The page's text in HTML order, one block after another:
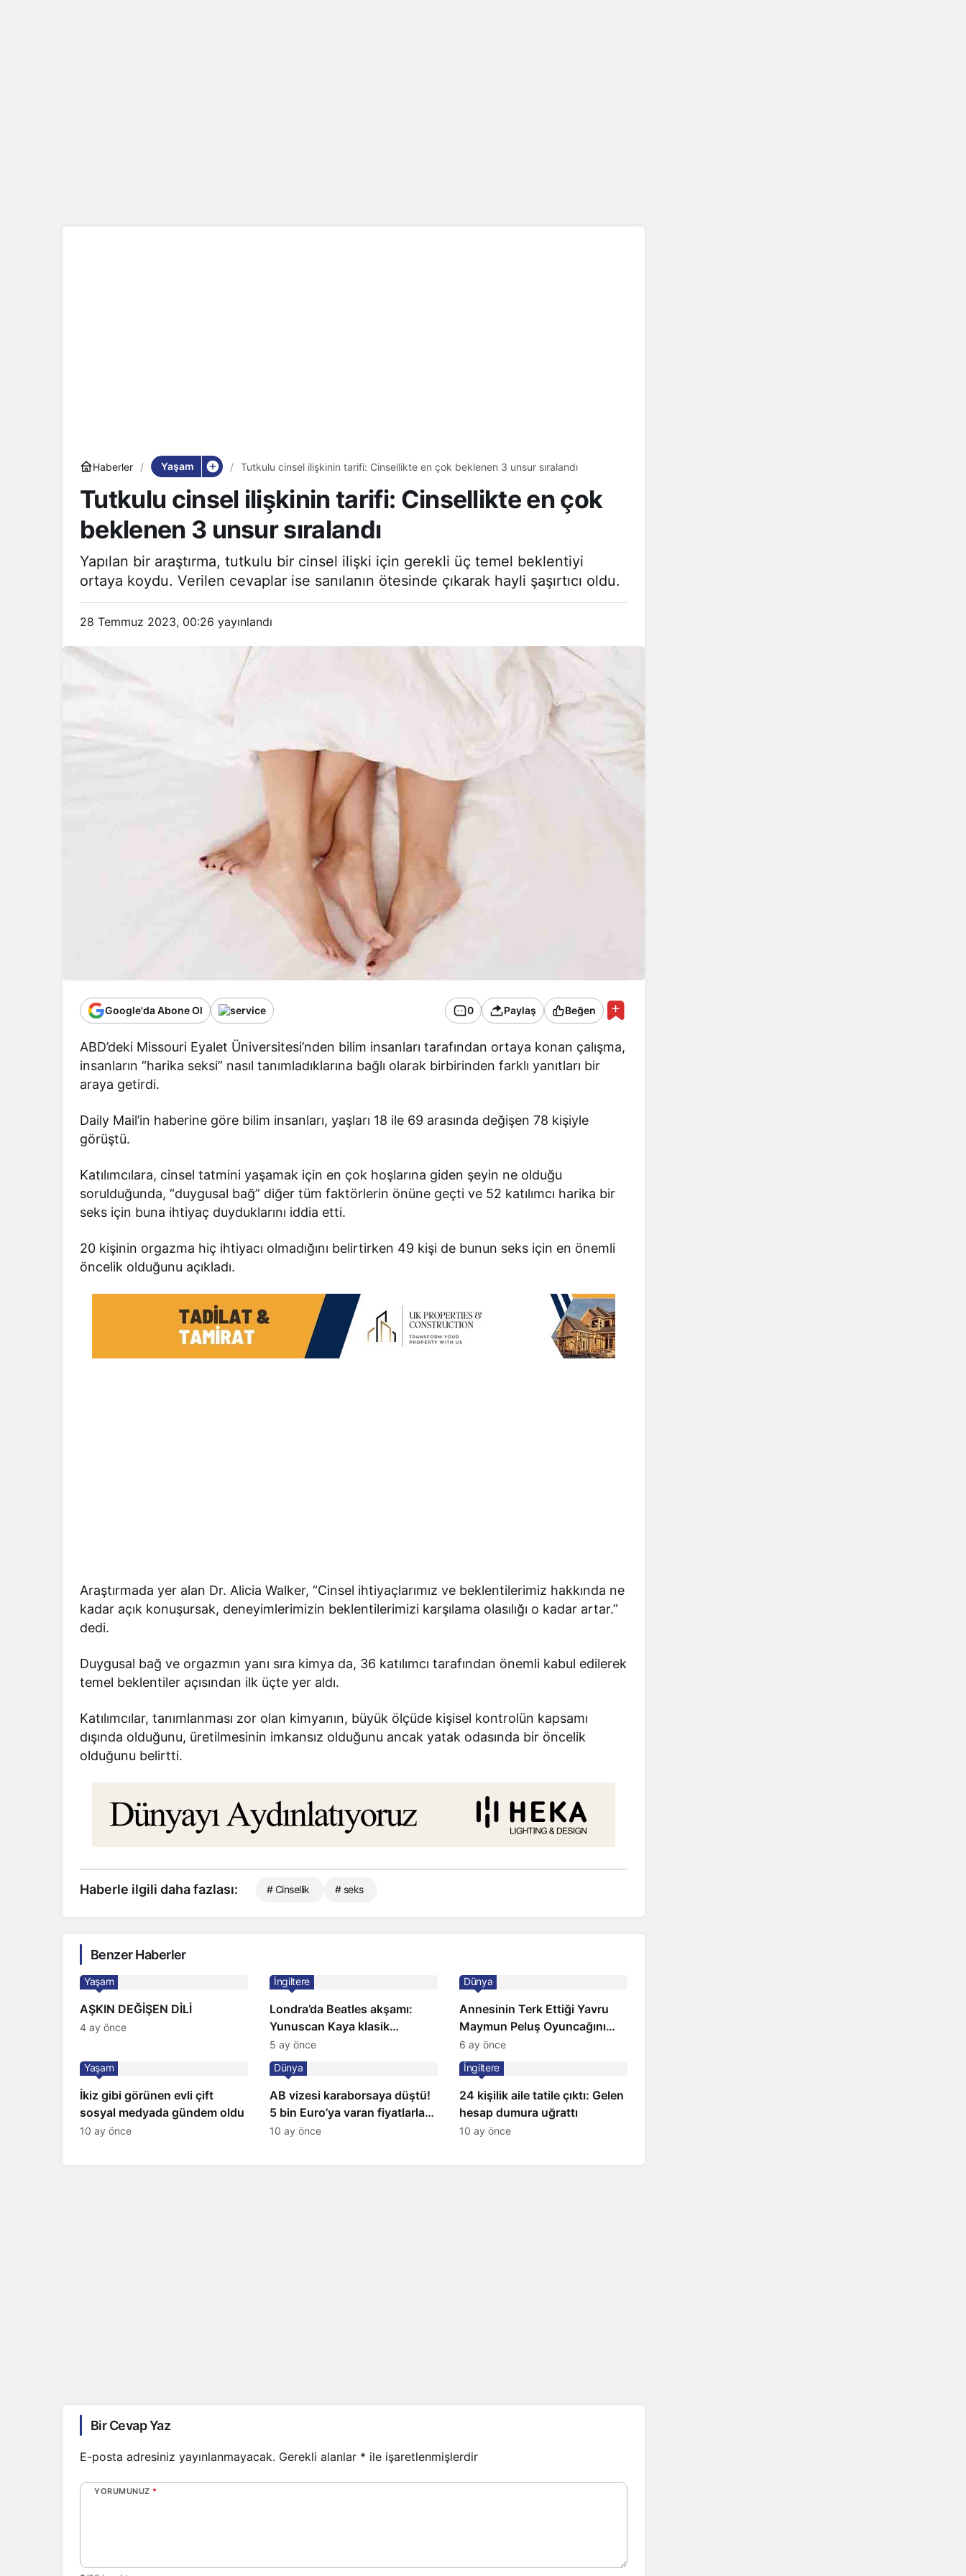
Haberler Yaşam Tutkulu cinsel ilişkinin tarifi: Cinsellikte en çok beklenen 3 unsur sıralandı
Tutkulu cinsel ilişkinin tarifi: Cinsellikte en çok
beklenen 3 unsur sıralandı
Yapılan bir araştırma, tutkulu bir cinsel ilişki için gerekli üç temel beklentiyi
ortaya koydu. Verilen cevaplar ise sanılanın ötesinde çıkarak hayli şaşırtıcı oldu.
28 Temmuz 2023, 00:26 yayınlandı
Google'da Abone Ol 0 Paylaş Beğen
ABD’deki Missouri Eyalet Üniversitesi’nden bilim insanları tarafından ortaya konan çalışma,
insanların “harika seksi” nasıl tanımladıklarına bağlı olarak birbirinden farklı yanıtları bir
araya getirdi.
Daily Mail’in haberine göre bilim insanları, yaşları 18 ile 69 arasında değişen 78 kişiyle
görüştü.
Katılımcılara, cinsel tatmini yaşamak için en çok hoşlarına giden şeyin ne olduğu
sorulduğunda, “duygusal bağ” diğer tüm faktörlerin önüne geçti ve 52 katılımcı harika bir
seks için buna ihtiyaç duyduklarını iddia etti.
20 kişinin orgazma hiç ihtiyacı olmadığını belirtirken 49 kişi de bunun seks için en önemli
öncelik olduğunu açıkladı.
Araştırmada yer alan Dr. Alicia Walker, “Cinsel ihtiyaçlarımız ve beklentilerimiz hakkında ne
kadar açık konuşursak, deneyimlerimizin beklentilerimizi karşılama olasılığı o kadar artar.”
dedi.
Duygusal bağ ve orgazmın yanı sıra kimya da, 36 katılımcı tarafından önemli kabul edilerek
temel beklentiler açısından ilk üçte yer aldı.
Katılımcılar, tanımlanması zor olan kimyanın, büyük ölçüde kişisel kontrolün kapsamı
dışında olduğunu, üretilmesinin imkansız olduğunu ancak yatak odasında bir öncelik
olduğunu belirtti.
Haberle ilgili daha fazlası: # Cinsellik # seks
Benzer Haberler
AŞKIN DEĞİŞEN DİLİ
Yaşam
4 ay önce
Londra’da Beatles akşamı:
Yunuscan Kaya klasik
yorumuyla sahnede
İngiltere
5 ay önce
Annesinin Terk Ettiği Yavru
Maymun Peluş Oyuncağını
Anne Bildi
Dünya
6 ay önce
İkiz gibi görünen evli çift
sosyal medyada gündem oldu
Yaşam
10 ay önce
AB vizesi karaborsaya düştü!
5 bin Euro’ya varan fiyatlarla
satıyorlar
Dünya
10 ay önce
24 kişilik aile tatile çıktı: Gelen
hesap dumura uğrattı
İngiltere
10 ay önce
Bir Cevap Yaz
E-posta adresiniz yayınlanmayacak. Gerekli alanlar * ile işaretlenmişlerdir
YORUMUNUZ *